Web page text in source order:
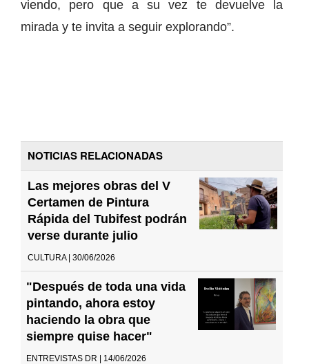
viendo, pero que a su vez te devuelve la
mirada y te invita a seguir explorando”.
NOTICIAS RELACIONADAS
Las mejores obras del V
Certamen de Pintura
Rápida del Tubifest podrán
verse durante julio
CULTURA | 30/06/2026
"Después de toda una vida
pintando, ahora estoy
haciendo la obra que
siempre quise hacer"
ENTREVISTAS DR | 14/06/2026